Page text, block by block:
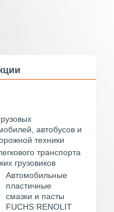
автобусов и
техники
транспорта
грузовиков
Автомобильные
пластичные
смазки и пасты
FUCHS RENOLIT